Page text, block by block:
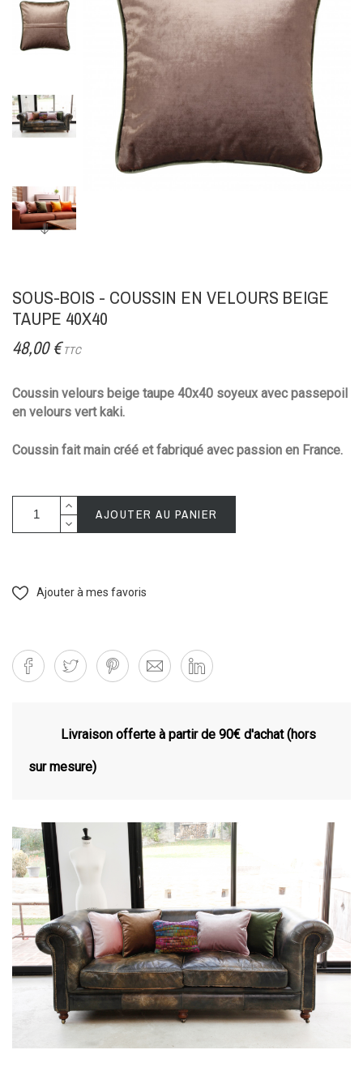
SOUS-BOIS - COUSSIN EN VELOURS BEIGE
TAUPE 40X40
48,00 € TTC
Coussin velours beige taupe 40x40 soyeux avec passepoil
en velours vert kaki.
Coussin fait main créé et fabriqué avec passion en France.
AJOUTER AU PANIER
Ajouter à mes favoris
Livraison offerte à partir de 90€ d'achat (hors
sur mesure)